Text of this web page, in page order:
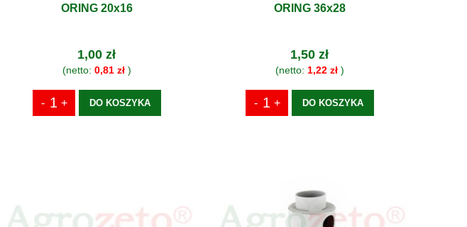
ORING 20x16
1,00 zł
(netto: 0,81 zł)
DO KOSZYKA
ORING 36x28
1,50 zł
(netto: 1,22 zł)
DO KOSZYKA